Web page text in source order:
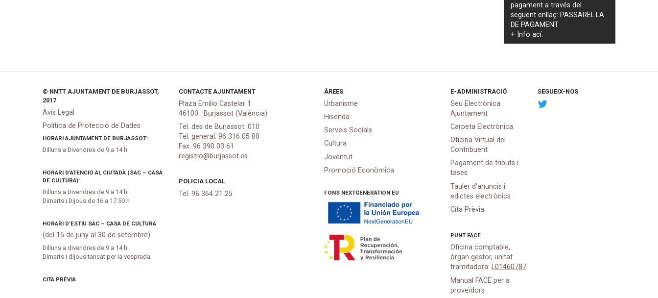
pagament a través del
següent enllaç: PASSAREL·LA
DE PAGAMENT
+ Infoací.
© NNTT AJUNTAMENT DE BURJASSOT,
2017
Avís Legal
Política de Protecció de Dades
HORARI AJUNTAMENT DE BURJASSOT:
Dilluns a Divendres de 9 a 14 h
HORARI D’ATENCIÓ AL CIUTADÀ (SAC – CASA
DE CULTURA):
Dilluns a Divendres de 9 a 14 h
Dimarts i Dijous de 16 a 17:50 h
HORARI D’ESTIU SAC – CASA DE CULTURA
(del 15 de juny al 30 de setembre)
Dilluns a divendres de 9 a 14 h
Dimarts i dijous tancat per la vesprada
CITA PRÈVIA
CONTACTE AJUNTAMENT
Plaza Emilio Castelar 1
46100 · Burjassot (València)
Tel. des de Burjassot: 010
Tel. general: 96 316 05 00
Fax. 96 390 03 61
registro@burjassot.es
POLICIA LOCAL
Tel. 96 364 21 25
ÀREES
Urbanisme
Hisenda
Serveis Socials
Cultura
Joventut
Promoció Econòmica
FONS NEXTGENERATION EU
E-ADMINISTRACIÓ
Seu Electrònica
Ajuntament
Carpeta Electrònica
Oficina Virtual del
Contribuent
Pagament de tributs i
tases
Tauler d'anuncis i
edictes electrònics
Cita Prèvia
PUNT FACE
Oficina comptable,
òrgan gestor, unitat
tramitadora: L01460787
Manual FACE per a
proveïdors
SEGUEIX-NOS